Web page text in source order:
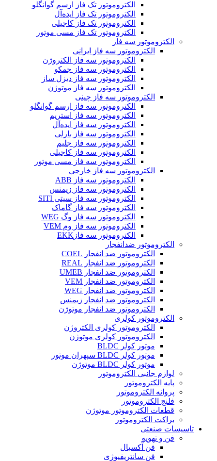
الکتروموتور تک فاز ارسم گوانگلو
الکتروموتور تک فاز ایده‌آل
الکتروموتور تک فاز کاجیلی
الکتروموتور تک فاز مسی موتور
الکتروموتور سه فاز
الکتروموتور سه فاز ایرانی
الکتروموتور سه فاز الکتروژن
الکتروموتور سه فاز جمکو
الکتروموتور سه فاز دیزل ساز
الکتروموتور سه فاز موتوژن
الکتروموتور سه فاز چینی
الکتروموتور سه فاز ارسم گوانگلو
الکتروموتور سه فاز استریم
الکتروموتور سه فاز ایده‌آل
الکتروموتور سه فاز بارلی
الکتروموتور سه فاز جلیم
الکتروموتور سه فاز کاجیلی
الکتروموتور سه فاز مسی موتور
الکتروموتور سه فاز خارجی
الکتروموتور سه فاز ABB
الکتروموتور سه فاز زیمنس
الکتروموتور سه فاز سیتی SITI
الکتروموتور سه فاز گاماک
الکتروموتور سه فاز وگ WEG
الکتروموتور سه فاز وم VEM
الکتروموتور سه فازEKK
الکتروموتور ضدانفجار
الکتروموتور ضد انفجار COEL
الکتروموتور ضد انفجار REAL
الکتروموتور ضد انفجار UMEB
الکتروموتور ضد انفجار VEM
الکتروموتور ضد انفجار WEG
الکتروموتور ضد انفجار زیمنس
الکتروموتور ضد انفجار موتوژن
الکتروموتور کولری
الکتروموتور کولری الکتروژن
الکتروموتور کولری موتوژن
موتور کولر BLDC
موتور کولر BLDC سپهران موتور
موتور کولر BLDC موتوژن
لوازم جانبی الکتروموتور
پایه الکتروموتور
پروانه الکتروموتور
فلنج الکتروموتور
قطعات الکتروموتور موتوژن
براکت الکتروموتور
تاسیسات صنعتی
فن و تهویه
فن آکسیال
فن سانتریفیوژی